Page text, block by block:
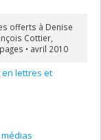
offerts à Denise
Cottier,
• avril 2010
en lettres et